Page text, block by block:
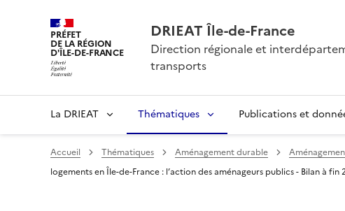
PRÉFET
DE LA RÉGION
D'ÎLE-DE-FRANCE
DRIEAT Île-de-France
Direction régionale et
transports
La DRIEAT Thématiques Publications et
Accueil Thématiques Aménagement durable
logements en Île-de-France : l’action des aménageurs publics - Bilan à fin